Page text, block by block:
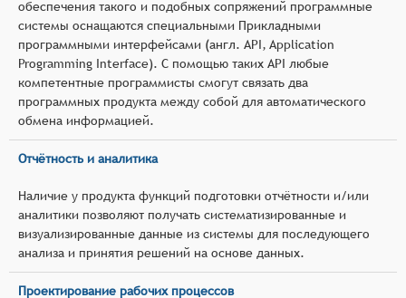
обеспечения такого и подобных сопряжений программные
системы оснащаются специальными Прикладными
программными интерфейсами (англ. API, Application
Programming Interface). С помощью таких API любые
компетентные программисты смогут связать два
программных продукта между собой для автоматического
обмена информацией.
Отчётность и аналитика
Наличие у продукта функций подготовки отчётности и/или
аналитики позволяют получать систематизированные и
визуализированные данные из системы для последующего
анализа и принятия решений на основе данных.
Проектирование рабочих процессов